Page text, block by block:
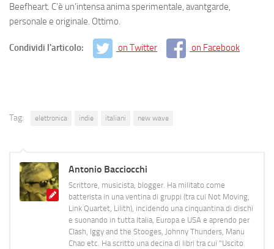
Beefheart. C’è un’intensa anima sperimentale, avantgarde,
personale e originale. Ottimo.
Condividi l'articolo: on Twitter on Facebook
Tag: elettronica indie italiani new wave
Antonio Bacciocchi
Scrittore, musicista, blogger. Ha militato come
batterista in una ventina di gruppi (tra cui Not Moving,
Link Quartet, Lilith), incidendo una cinquantina di dischi
e suonando in tutta Italia, Europa e USA e aprendo per
Clash, Iggy and the Stooges, Johnny Thunders, Manu
Chao etc. Ha scritto una decina di libri tra cui "Uscito